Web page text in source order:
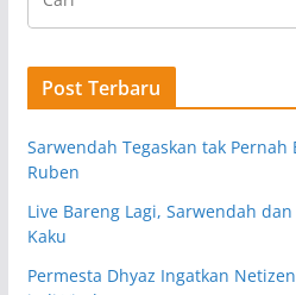
Post Terbaru
Sarwendah Tegaskan tak Pernah
Ruben
Live Bareng Lagi, Sarwendah
Kaku
Permesta Dhyaz Ingatkan